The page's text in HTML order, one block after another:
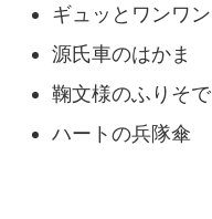
ギュッとワンワン
源氏車のはかま
鞠文様のふりそで
ハートの兵隊傘